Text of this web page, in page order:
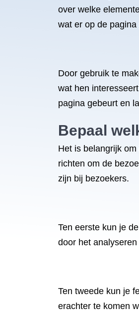
over welke
wat er op de pagina
Door gebruik te
wat hen
pagina gebeurt en
Bepaal
Het is belangrijk
richten om de
zijn bij bezoekers.
Ten eerste kun je
door het
Ten tweede kun je
erachter te komen